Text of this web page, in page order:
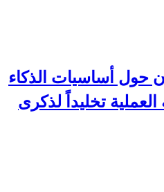
حول أساسيات الذكاء
تخليداً لذكرى